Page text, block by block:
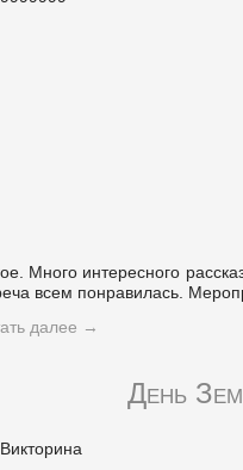
Много интересного
всем понравилась.
далее →
День